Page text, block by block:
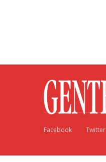
Facebook Twitter